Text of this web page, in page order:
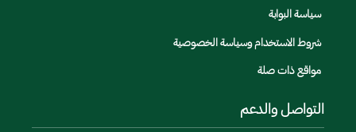
سياسة البوابة
شروط الاستخدام وسياسة الخصوصية
مواقع ذات صلة
التواصل والدعم